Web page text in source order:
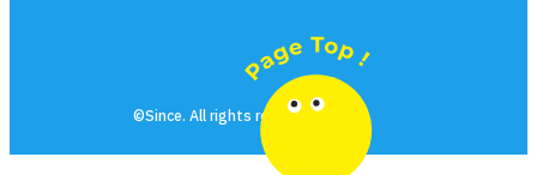
©Since. All rights reserved.